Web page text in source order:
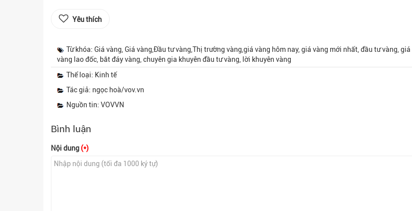
Yêu thích
Từ khóa: Giá vàng, Giá vàng,Đầu tư vàng,Thị trường vàng,giá vàng hôm nay, giá vàng mới nhất, đầu tư vàng, giá
vàng lao đốc, bắt đáy vàng, chuyên gia khuyên đầu tư vàng, lời khuyên vàng
Thể loại: Kinh tế
Tác giả: ngọc hoà/vov.vn
Nguồn tin: VOVVN
Bình luận
Nội dung (*)